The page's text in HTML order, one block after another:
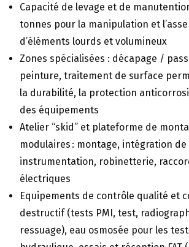
Capacité de levage et de
tonnes pour la manipulation et
d’éléments lourds et volumineux
Zones spécialisées : décapage /
peinture, traitement de surface
la durabilité, la protection
des équipements
Atelier “skid” et plateforme de
modulaires : montage, intégration
instrumentation, robinetterie,
électriques
Equipements de contrôle qualité et
destructif (tests PMI, test,
ressuage), eau osmosée pour les